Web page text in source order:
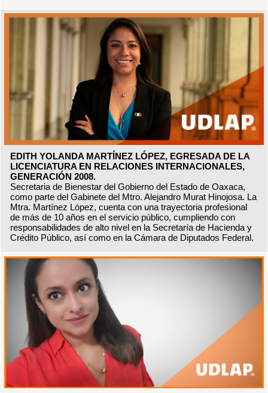
EDITH YOLANDA MARTÍNEZ LÓPEZ, EGRESADA DE LA
LICENCIATURA EN RELACIONES INTERNACIONALES,
GENERACIÓN 2008.
Secretaria de Bienestar del Gobierno del Estado de Oaxaca,
como parte del Gabinete del Mtro. Alejandro Murat Hinojosa. La
Mtra. Martínez López, cuenta con una trayectoria profesional
de más de 10 años en el servicio público, cumpliendo con
responsabilidades de alto nivel en la Secretaría de Hacienda y
Crédito Público, así como en la Cámara de Diputados Federal.